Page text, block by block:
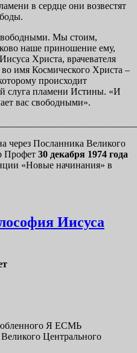
в сердце они возвестят
Мы стоим,
наше приношение ему,
Христа, врачевателя
имя Космического Христа –
происходит
слуга пламени Истины. «И
вас свободными».
через Посланника Великого
Профет 30 декабря 1974 года
«Новые начинания» в
Иисуса
Я ЕСМЬ
Центрального